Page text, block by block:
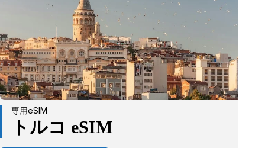
専用eSIM
トルコ eSIM